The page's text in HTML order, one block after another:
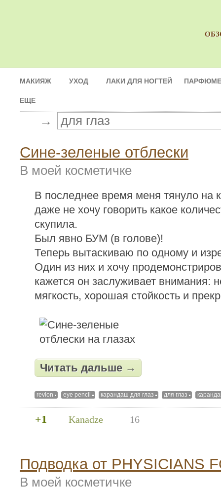
МАКИЯЖ УХОД ЛАКИ ДЛЯ НОГТЕЙ
ЕЩЕ
→
Сине-зеленые отблески
В моей косметичке
В последнее время меня тянуло на
даже не хочу говорить какое
скупила.
Был явно БУМ (в голове)!
Теперь вытаскиваю по одному и
Один из них и хочу
кажется он заслуживает внимания:
мягкость, хорошая стойкость и
Читать дальше →
revlon eye pencil карандаш для глаз для глаз
+1 Kanadze 16
Подводка от PHYSICIANS
В моей косметичке